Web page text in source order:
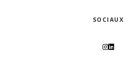
SOCIAUX